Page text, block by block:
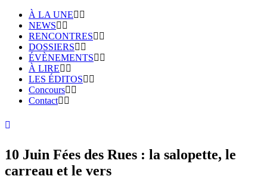
À LA UNE
NEWS
RENCONTRES
DOSSIERS
ÉVÈNEMENTS
À LIRE
LES ÉDITOS
Concours
Contact
10 Juin Fées des Rues : la salopette, le
carreau et le vers